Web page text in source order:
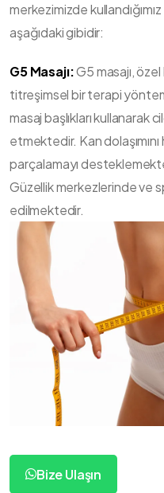
merkezimizde
aşağıdaki gibidir:
G5 Masajı:G5 masajı, özel
titreşimsel bir terapi
masaj başlıkları kullanarak
etmektedir. Kan dolaşımını
parçalamayı
Güzellik merkezlerinde ve
edilmektedir.
Bize Ulaşın